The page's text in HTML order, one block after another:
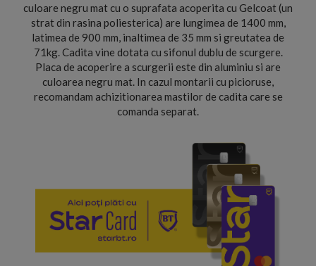
culoare negru mat cu o suprafata acoperita cu Gelcoat (un
strat din rasina poliesterica) are lungimea de 1400 mm,
latimea de 900 mm, inaltimea de 35 mm si greutatea de
71kg. Cadita vine dotata cu sifonul dublu de scurgere.
Placa de acoperire a scurgerii este din aluminiu si are
culoarea negru mat. In cazul montarii cu picioruse,
recomandam achizitionarea mastilor de cadita care se
comanda separat.